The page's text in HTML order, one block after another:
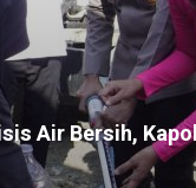
Air Bersih,